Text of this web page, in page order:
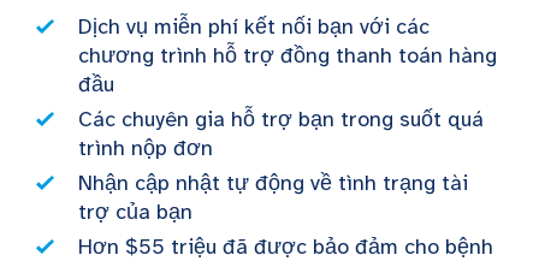
Dịch vụ miễn phí kết nối bạn với các
chương trình hỗ trợ đồng thanh toán hàng
đầu
Các chuyên gia hỗ trợ bạn trong suốt quá
trình nộp đơn
Nhận cập nhật tự động về tình trạng tài
trợ của bạn
Hơn $55 triệu đã được bảo đảm cho bệnh